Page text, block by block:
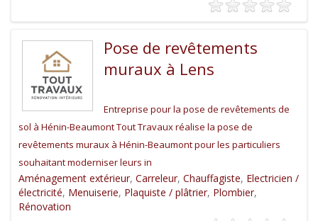
Pose de revêtements
muraux à Lens
Entreprise pour la pose de revêtements de
sol à Hénin-Beaumont Tout Travaux réalise la pose de
revêtements muraux à Hénin-Beaumont pour les particuliers
souhaitant moderniser leurs in
Aménagement extérieur, Carreleur, Chauffagiste, Electricien /
électricité, Menuiserie, Plaquiste / plâtrier, Plombier,
Rénovation